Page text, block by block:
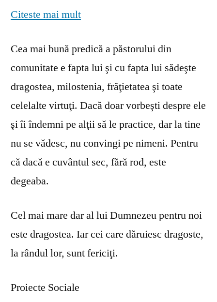
Citeste mai mult
Cea mai bună predică a păstorului din
comunitate e fapta lui şi cu fapta lui sădeşte
dragostea, milostenia, frăţietatea şi toate
celelalte virtuţi. Dacă doar vorbeşti despre ele
şi îi îndemni pe alţii să le practice, dar la tine
nu se vă­desc, nu convingi pe nimeni. Pentru
că dacă e cuvântul sec, fără rod, este
degeaba.
Cel mai mare dar al lui Dumnezeu pentru noi
este dragostea. Iar cei care dăruiesc dragoste,
la rândul lor, sunt fericiţi.
Proiecte Sociale